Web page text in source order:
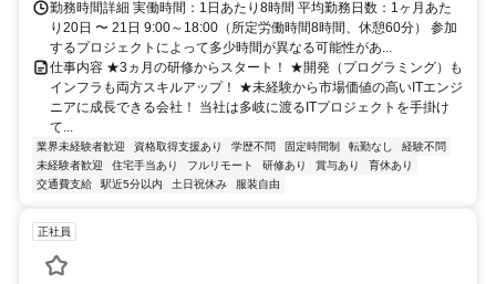
勤務時間詳細 実働時間：1日あたり8時間 平均勤務日数：1ヶ月あた
り20日 〜 21日 9:00～18:00（所定労働時間8時間、休憩60分） 参加
するプロジェクトによって多少時間が異なる可能性があ...
仕事内容 ★3ヵ月の研修からスタート！ ★開発（プログラミング）も
インフラも両方スキルアップ！ ★未経験から市場価値の高いITエンジ
ニアに成長できる会社！ 当社は多岐に渡るITプロジェクトを手掛け
て...
業界未経験者歓迎 資格取得支援あり 学歴不問 固定時間制 転勤なし
経験不問
未経験者歓迎
住宅手当あり フルリモート 研修あり 賞与あり
育休あり
交通費支給
駅近5分以内 土日祝休み 服装自由
正社員